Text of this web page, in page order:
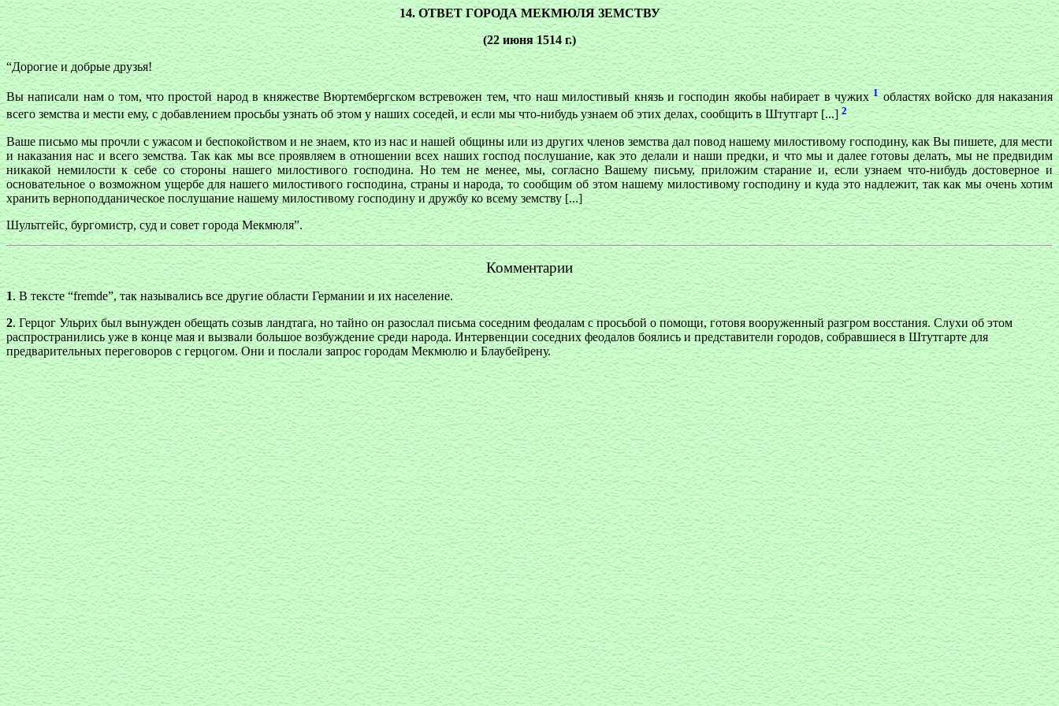
14. ОТВЕТ ГОРОДА МЕКМЮЛЯ ЗЕМСТВУ
(22 июня 1514 г.)
“Дорогие и добрые друзья!
Вы написали нам о том, что простой народ в княжестве Вюртембергском встревожен тем, что наш милостивый князь и господин якобы набирает в чужих1областях войско для наказания
всего земства и мести ему, с добавлением просьбы узнать об этом у наших соседей, и если мы что-нибудь узнаем об этих делах, сообщить в Штутгарт [...]2
Ваше письмо мы прочли с ужасом и беспокойством и не знаем, кто из нас и нашей общины или из других членов земства дал повод нашему милостивому господину, как Вы пишете, для мести
и наказания нас и всего земства. Так как мы все проявляем в отношении всех наших господ послушание, как это делали и наши предки, и что мы и далее готовы делать, мы не предвидим
никакой немилости к себе со стороны нашего милостивого господина. Но тем не менее, мы, согласно Вашему письму, приложим старание и, если узнаем что-нибудь достоверное и
основательное о возможном ущербе для нашего милостивого господина, страны и народа, то сообщим об этом нашему милостивому господину и куда это надлежит, так как мы очень хотим
хранить верноподданическое послушание нашему милостивому господину и дружбу ко всему земству [...]
Шультгейс, бургомистр, суд и совет города Мекмюля”.
Комментарии
1. В тексте “fremde”, так назывались все другие области Германии и их население.
2. Герцог Ульрих был вынужден обещать созыв ландтага, но тайно он разослал письма соседним феодалам с просьбой о помощи, готовя вооруженный разгром восстания. Слухи об этом
распространились уже в конце мая и вызвали большое возбуждение среди народа. Интервенции соседних феодалов боялись и представители городов, собравшиеся в Штутгарте для
предварительных переговоров с герцогом. Они и послали запрос городам Мекмюлю и Блаубейрену.